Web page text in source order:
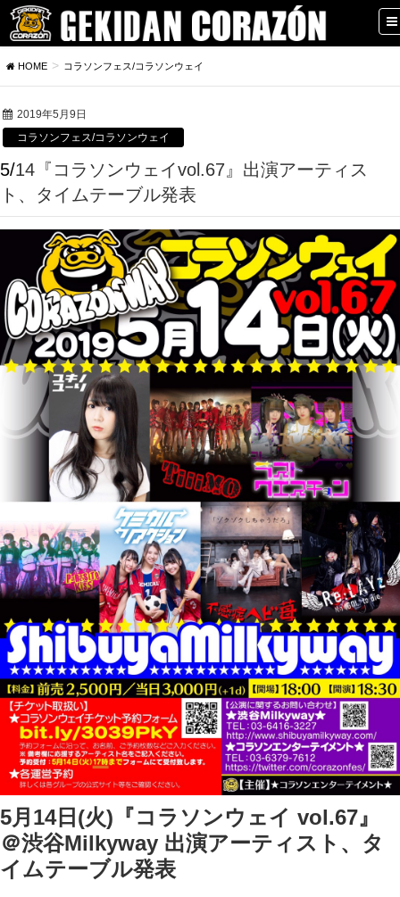
HOME コラソンフェス/コラソンウェイ
2019年5月9日
コラソンフェス/コラソンウェイ
5/14『コラソンウェイvol.67』出演アーティス
ト、タイムテーブル発表
5月14日(火)『コラソンウェイ vol.67』
＠渋谷Milkyway 出演アーティスト、タ
イムテーブル発表